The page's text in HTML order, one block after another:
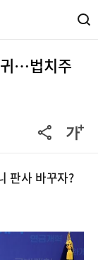
…법치주
판사 바꾸자?